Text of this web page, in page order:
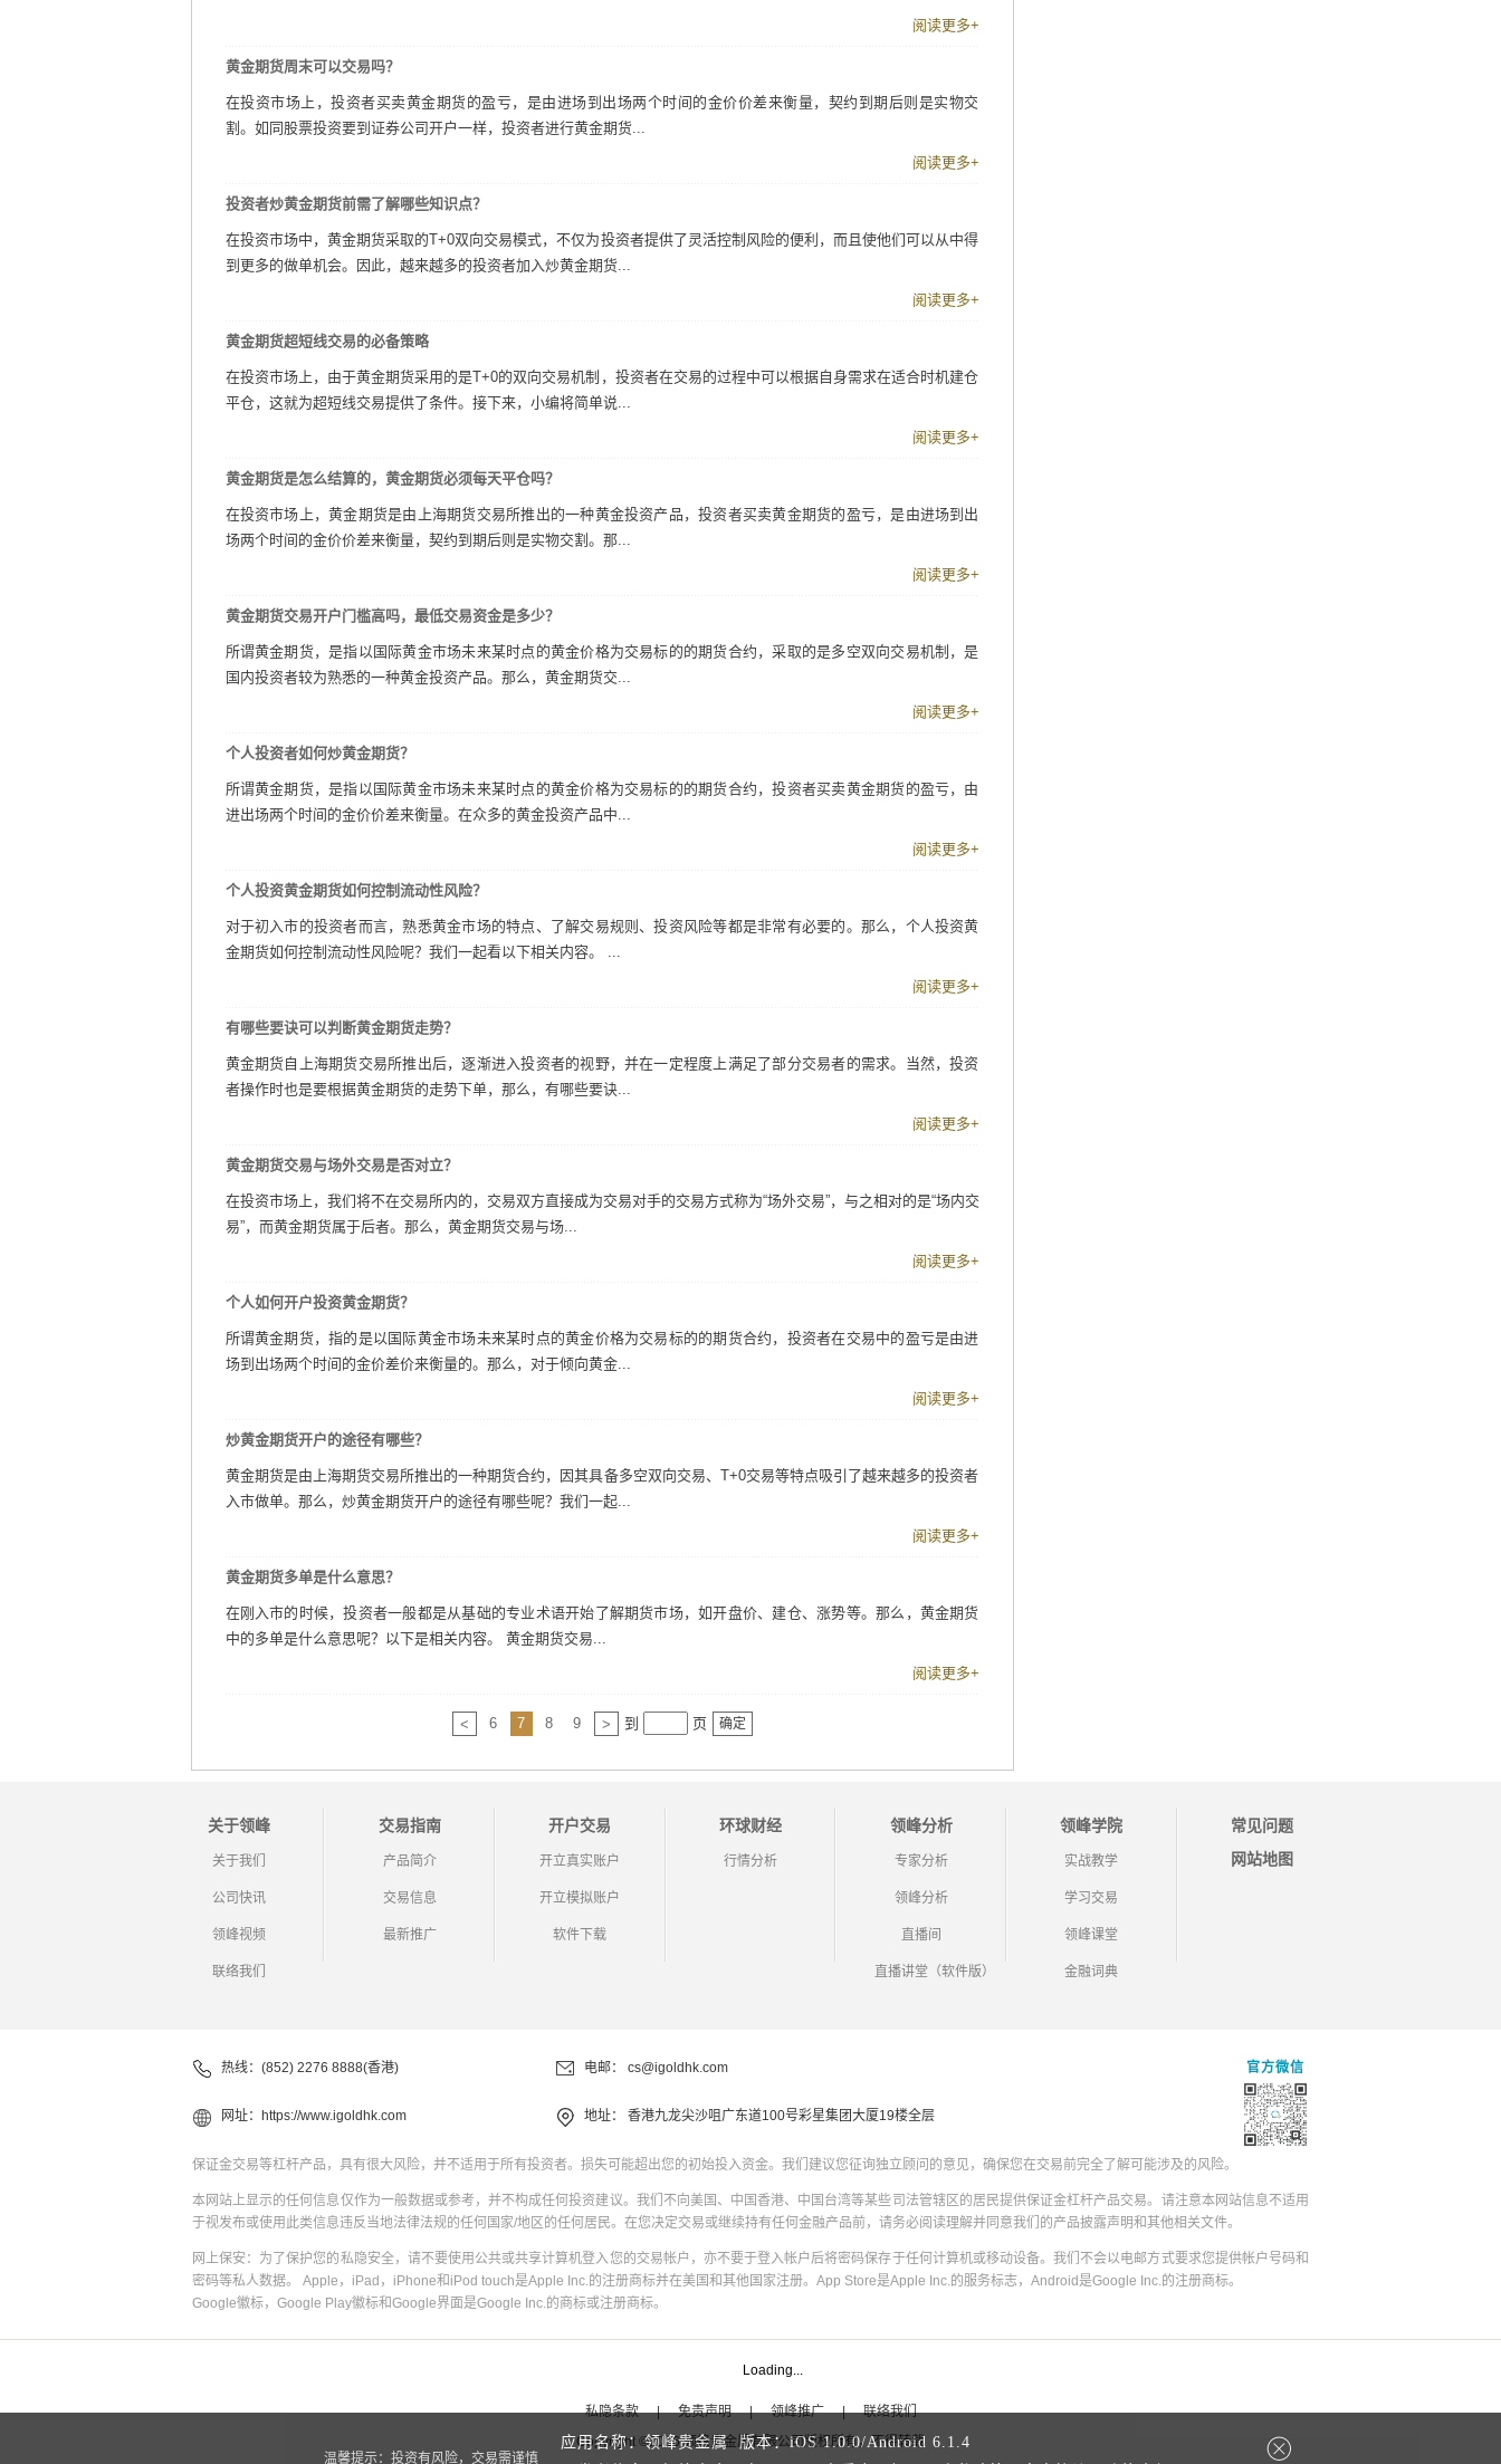
阅读更多+
黄金期货周末可以交易吗？
在投资市场上，投资者买卖黄金期货的盈亏，是由进场到出场两个时间的金价价差来衡量，契约到期后则是实物交
割。如同股票投资要到证券公司开户一样，投资者进行黄金期货...
阅读更多+
投资者炒黄金期货前需了解哪些知识点？
在投资市场中，黄金期货采取的T+0双向交易模式，不仅为投资者提供了灵活控制风险的便利，而且使他们可以从中得
到更多的做单机会。因此，越来越多的投资者加入炒黄金期货...
阅读更多+
黄金期货超短线交易的必备策略
在投资市场上，由于黄金期货采用的是T+0的双向交易机制，投资者在交易的过程中可以根据自身需求在适合时机建仓
平仓，这就为超短线交易提供了条件。接下来，小编将简单说...
阅读更多+
黄金期货是怎么结算的，黄金期货必须每天平仓吗？
在投资市场上，黄金期货是由上海期货交易所推出的一种黄金投资产品，投资者买卖黄金期货的盈亏，是由进场到出
场两个时间的金价价差来衡量，契约到期后则是实物交割。那...
阅读更多+
黄金期货交易开户门槛高吗，最低交易资金是多少？
所谓黄金期货，是指以国际黄金市场未来某时点的黄金价格为交易标的的期货合约，采取的是多空双向交易机制，是
国内投资者较为熟悉的一种黄金投资产品。那么，黄金期货交...
阅读更多+
个人投资者如何炒黄金期货？
所谓黄金期货，是指以国际黄金市场未来某时点的黄金价格为交易标的的期货合约，投资者买卖黄金期货的盈亏，由
进出场两个时间的金价价差来衡量。在众多的黄金投资产品中...
阅读更多+
个人投资黄金期货如何控制流动性风险？
对于初入市的投资者而言，熟悉黄金市场的特点、了解交易规则、投资风险等都是非常有必要的。那么，个人投资黄
金期货如何控制流动性风险呢？我们一起看以下相关内容。 ...
阅读更多+
有哪些要诀可以判断黄金期货走势？
黄金期货自上海期货交易所推出后，逐渐进入投资者的视野，并在一定程度上满足了部分交易者的需求。当然，投资
者操作时也是要根据黄金期货的走势下单，那么，有哪些要诀...
阅读更多+
黄金期货交易与场外交易是否对立？
在投资市场上，我们将不在交易所内的，交易双方直接成为交易对手的交易方式称为“场外交易”，与之相对的是“场内交
易”，而黄金期货属于后者。那么，黄金期货交易与场...
阅读更多+
个人如何开户投资黄金期货？
所谓黄金期货，指的是以国际黄金市场未来某时点的黄金价格为交易标的的期货合约，投资者在交易中的盈亏是由进
场到出场两个时间的金价差价来衡量的。那么，对于倾向黄金...
阅读更多+
炒黄金期货开户的途径有哪些？
黄金期货是由上海期货交易所推出的一种期货合约，因其具备多空双向交易、T+0交易等特点吸引了越来越多的投资者
入市做单。那么，炒黄金期货开户的途径有哪些呢？我们一起...
阅读更多+
黄金期货多单是什么意思？
在刚入市的时候，投资者一般都是从基础的专业术语开始了解期货市场，如开盘价、建仓、涨势等。那么，黄金期货
中的多单是什么意思呢？以下是相关内容。 黄金期货交易...
阅读更多+
< 6 7 8 9 > 到 页 确定
关于领峰
关于我们
公司快讯
领峰视频
联络我们
交易指南
产品简介
交易信息
最新推广
开户交易
开立真实账户
开立模拟账户
软件下载
环球财经
行情分析
领峰分析
专家分析
领峰分析
直播间
直播讲堂（软件版）
领峰学院
实战教学
学习交易
领峰课堂
金融词典
常见问题
网站地图
热线：(852) 2276 8888(香港) 电邮： cs@igoldhk.com
网址： https://www.igoldhk.com 地址： 香港九龙尖沙咀广东道100号彩星集团大厦19楼全层
官方微信
保证金交易等杠杆产品，具有很大风险，并不适用于所有投资者。损失可能超出您的初始投入资金。我们建议您征询独立顾问的意见，确保您在交易前完全了解可能涉及的风险。
本网站上显示的任何信息仅作为一般数据或参考，并不构成任何投资建议。我们不向美国、中国香港、中国台湾等某些司法管辖区的居民提供保证金杠杆产品交易。请注意本网站信息不适用
于视发布或使用此类信息违反当地法律法规的任何国家/地区的任何居民。在您决定交易或继续持有任何金融产品前，请务必阅读理解并同意我们的产品披露声明和其他相关文件。
网上保安：为了保护您的私隐安全，请不要使用公共或共享计算机登入您的交易帐户，亦不要于登入帐户后将密码保存于任何计算机或移动设备。我们不会以电邮方式要求您提供帐户号码和
密码等私人数据。 Apple，iPad，iPhone和iPod touch是Apple Inc.的注册商标并在美国和其他国家注册。App Store是Apple Inc.的服务标志，Android是Google Inc.的注册商标。
Google徽标，Google Play徽标和Google界面是Google Inc.的商标或注册商标。
Loading...
私隐条款 | 免责声明 | 领峰推广 |
联络我们
Copyright ©2026领峰贵金属有限公司版权所有，不得转载
温馨提示：投资有风险，交易需谨慎
应用名称：领峰贵金属 版本：iOS1.0.0/Android 6.1.4